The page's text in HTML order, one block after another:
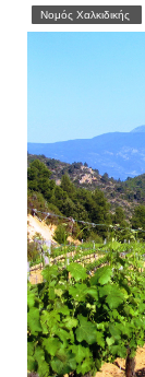
Νομός Χαλκιδικής